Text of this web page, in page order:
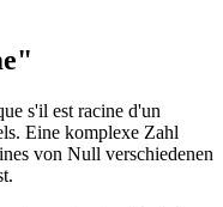
s'il est racine d'un
Eine komplexe Zahl
von Null verschiedenen